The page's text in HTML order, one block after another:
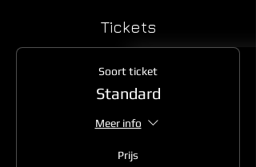
Tickets
Soort ticket
Standard
Meer info
Prijs